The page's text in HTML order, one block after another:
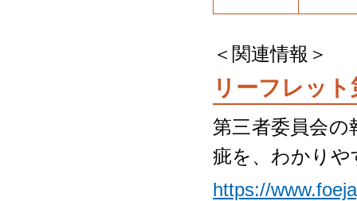
＜関連情報＞
リーフレッ
第三者委員会
疵を、わかりや
https://